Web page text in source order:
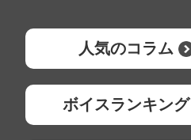
人気のコラム
ボイスランキング